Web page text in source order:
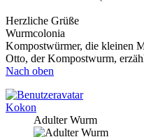
Herzliche Grüße
Wurmcolonia
Kompostwürmer, die kleinen
Otto, der Kompostwurm,
Nach oben
Kokon
Adulter Wurm